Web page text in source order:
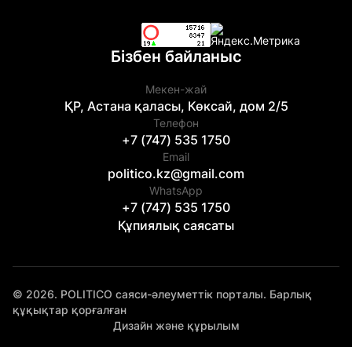
Бізбен байланыс
Мекен-жай
ҚР, Астана қаласы, Көксай, дом 2/5
Телефон
+7 (747) 535 1750
Email
politico.kz@gmail.com
WhatsApp
+7 (747) 535 1750
Құпиялық саясаты
© 2026. POLITICO саяси-әлеуметтік порталы. Барлық
құқықтар қорғалған
Дизайн және құрылым